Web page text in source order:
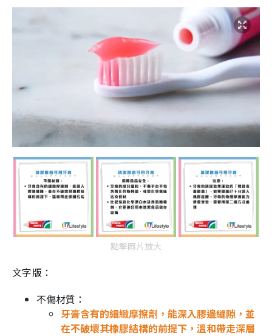
點擊圖片放大
文字版：
不傷材質：
牙膏含有的細緻摩擦劑，能深入膠邊縫隙，並
在不破壞其橡膠結構的前提下，溫和帶走深層